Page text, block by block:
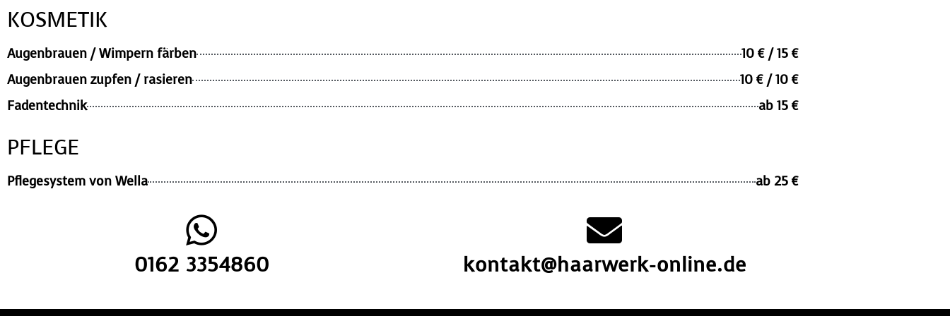
KOSMETIK
Augenbrauen / Wimpern färben
10 € / 15 €
Augenbrauen zupfen / rasieren
10 € / 10 €
Fadentechnik
ab 15 €
PFLEGE
Pflegesystem von Wella ab 25 €
0162 3354860 kontakt@haarwerk-online.de